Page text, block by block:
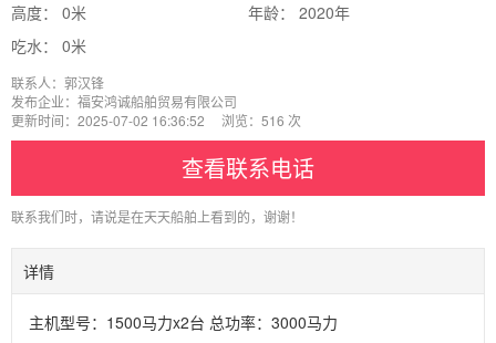
高度： 0米
年龄： 2020年
吃水： 0米
联系人：郭汉锋
发布企业：福安鸿诚船舶贸易有限公司
更新时间：2025-07-02 16:36:52 浏览：516 次
查看联系电话
联系我们时，请说是在天天船舶上看到的，谢谢！
详情
主机型号：1500马力x2台 总功率：3000马力